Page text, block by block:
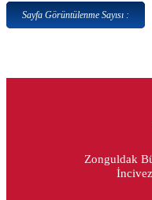
Sayfa Görüntülenme Sayısı :
Zonguldak